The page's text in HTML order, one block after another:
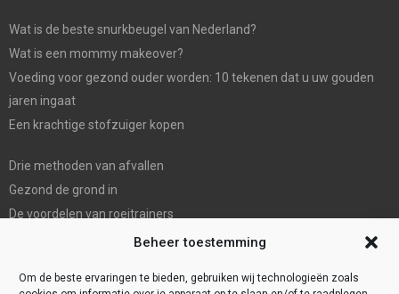
Beheer toestemming
Om de beste ervaringen te bieden, gebruiken wij technologieën zoals
Wat is de beste snurkbeugel van Nederland?
Wat is een mommy makeover?
Voeding voor gezond ouder worden: 10 tekenen dat u uw gouden
jaren ingaat
Een krachtige stofzuiger kopen
Drie methoden van afvallen
Gezond de grond in
De voordelen van roeitrainers
De Mondhygienist & Tandarts Zaandam: Uw betrouwbare partner in